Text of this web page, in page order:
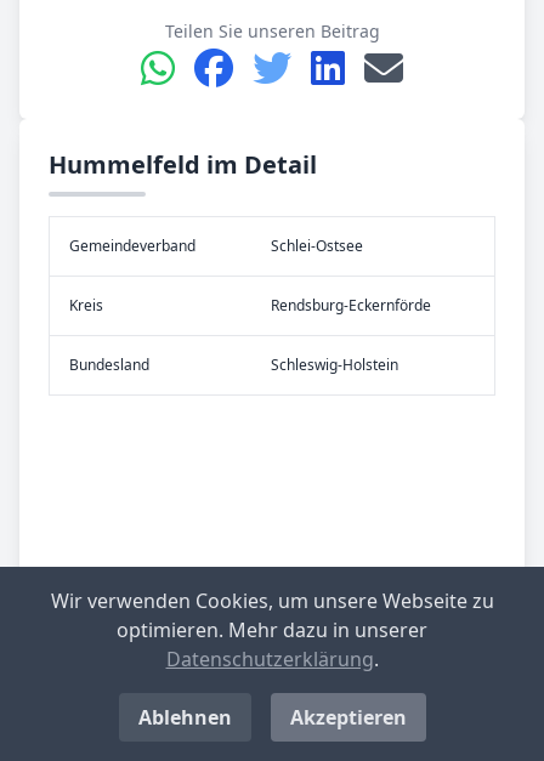
Teilen Sie unseren Beitrag
Hummelfeld im Detail
Gemeinde­verband Schlei-Ostsee
Kreis Rendsburg-Eckernförde
Bundes­land Schleswig-Holstein
Wir verwenden Cookies, um unsere Webseite zu
optimieren. Mehr dazu in unserer
Datenschutzerklärung.
Ablehnen Akzeptieren